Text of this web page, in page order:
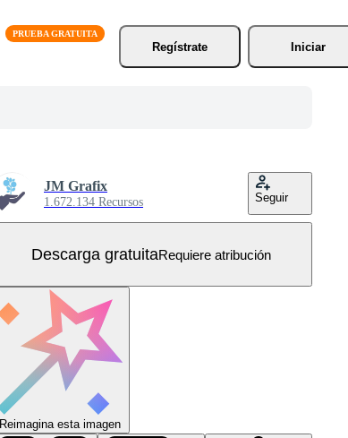
Regístrate
Iniciar
JM Grafix
1.672.134 Recursos Seguir
Descarga gratuitaRequiere atribución
Reimagina esta imagen